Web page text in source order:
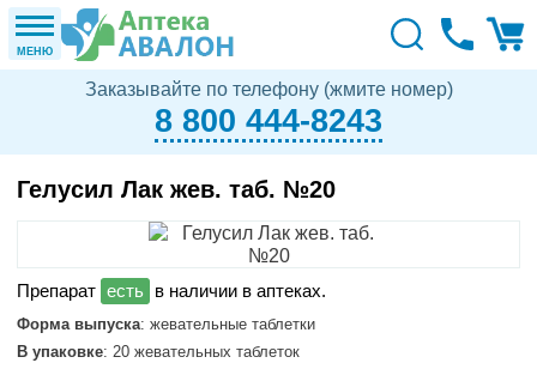
МЕНЮ
Заказывайте по телефону (жмите номер)
8 800 444-8243
Гелусил Лак жев. таб. №20
в наличии в аптеках.
Форма выпуска: жевательные таблетки
В упаковке: 20 жевательных таблеток